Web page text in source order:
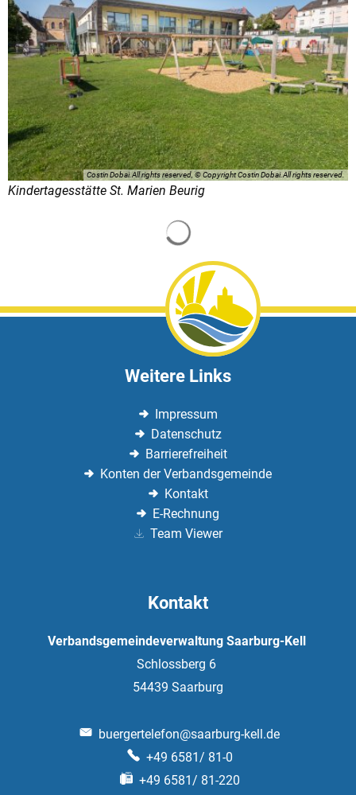
Costin Dobai.All rights reserved, © Copyright Costin Dobai.All rights reserved.
Kindertagesstätte St. Marien Beurig
Weitere Links
Impressum
Datenschutz
Barrierefreiheit
Konten der Verbandsgemeinde
Kontakt
E-Rechnung
Team Viewer
Kontakt
Verbandsgemeindeverwaltung Saarburg-Kell
Schlossberg 6
54439 Saarburg
buergertelefon@saarburg-kell.de
+49 6581/ 81-0
+49 6581/ 81-220